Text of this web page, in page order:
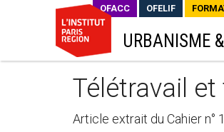
OFACC OFELIF
URBANISME
Télétravail
Article extrait du Cahier n°